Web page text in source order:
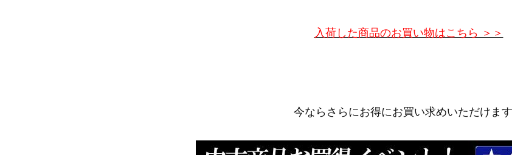
入荷した商品のお買い物はこちら ＞＞
今ならさらにお得にお買い求めいただけます